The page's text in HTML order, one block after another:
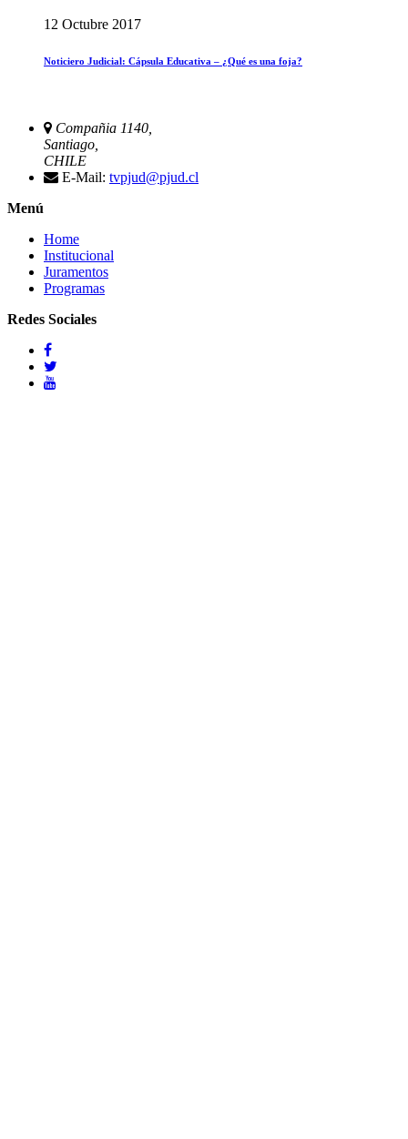
12 Octubre 2017
Noticiero Judicial: Cápsula Educativa – ¿Qué es una foja?
Compañia 1140,
Santiago,
CHILE
E-Mail: tvpjud@pjud.cl
Menú
Home
Institucional
Juramentos
Programas
Redes Sociales